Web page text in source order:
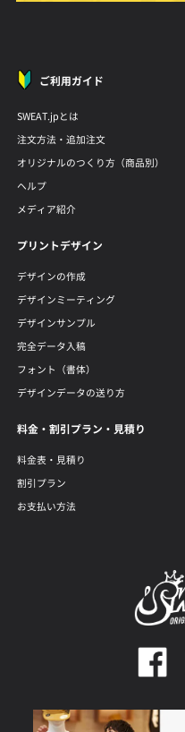
ご利用ガイド
SWEAT.jpとは
注文方法・追加注文
オリジナルのつくり方（商品別）
ヘルプ
メディア紹介
プリントデザイン
デザインの作成
デザインミーティング
デザインサンプル
完全データ入稿
フォント（書体）
デザインデータの送り方
料金・割引プラン・見積り
料金表・見積り
割引プラン
お支払い方法